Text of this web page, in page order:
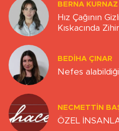
BERNA KURNAZ
Hız Çağının
Kıskacında
BEDIHA ÇINAR
Nefes
NECMETTIN
ÖZEL